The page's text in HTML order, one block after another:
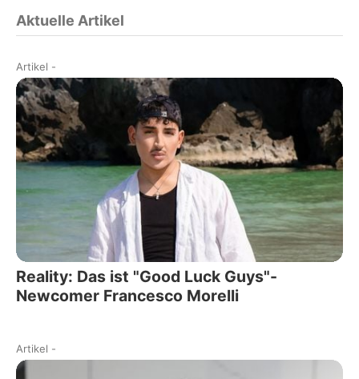
Aktuelle Artikel
Artikel -
Reality: Das ist "Good Luck Guys"-
Newcomer Francesco Morelli
Artikel -